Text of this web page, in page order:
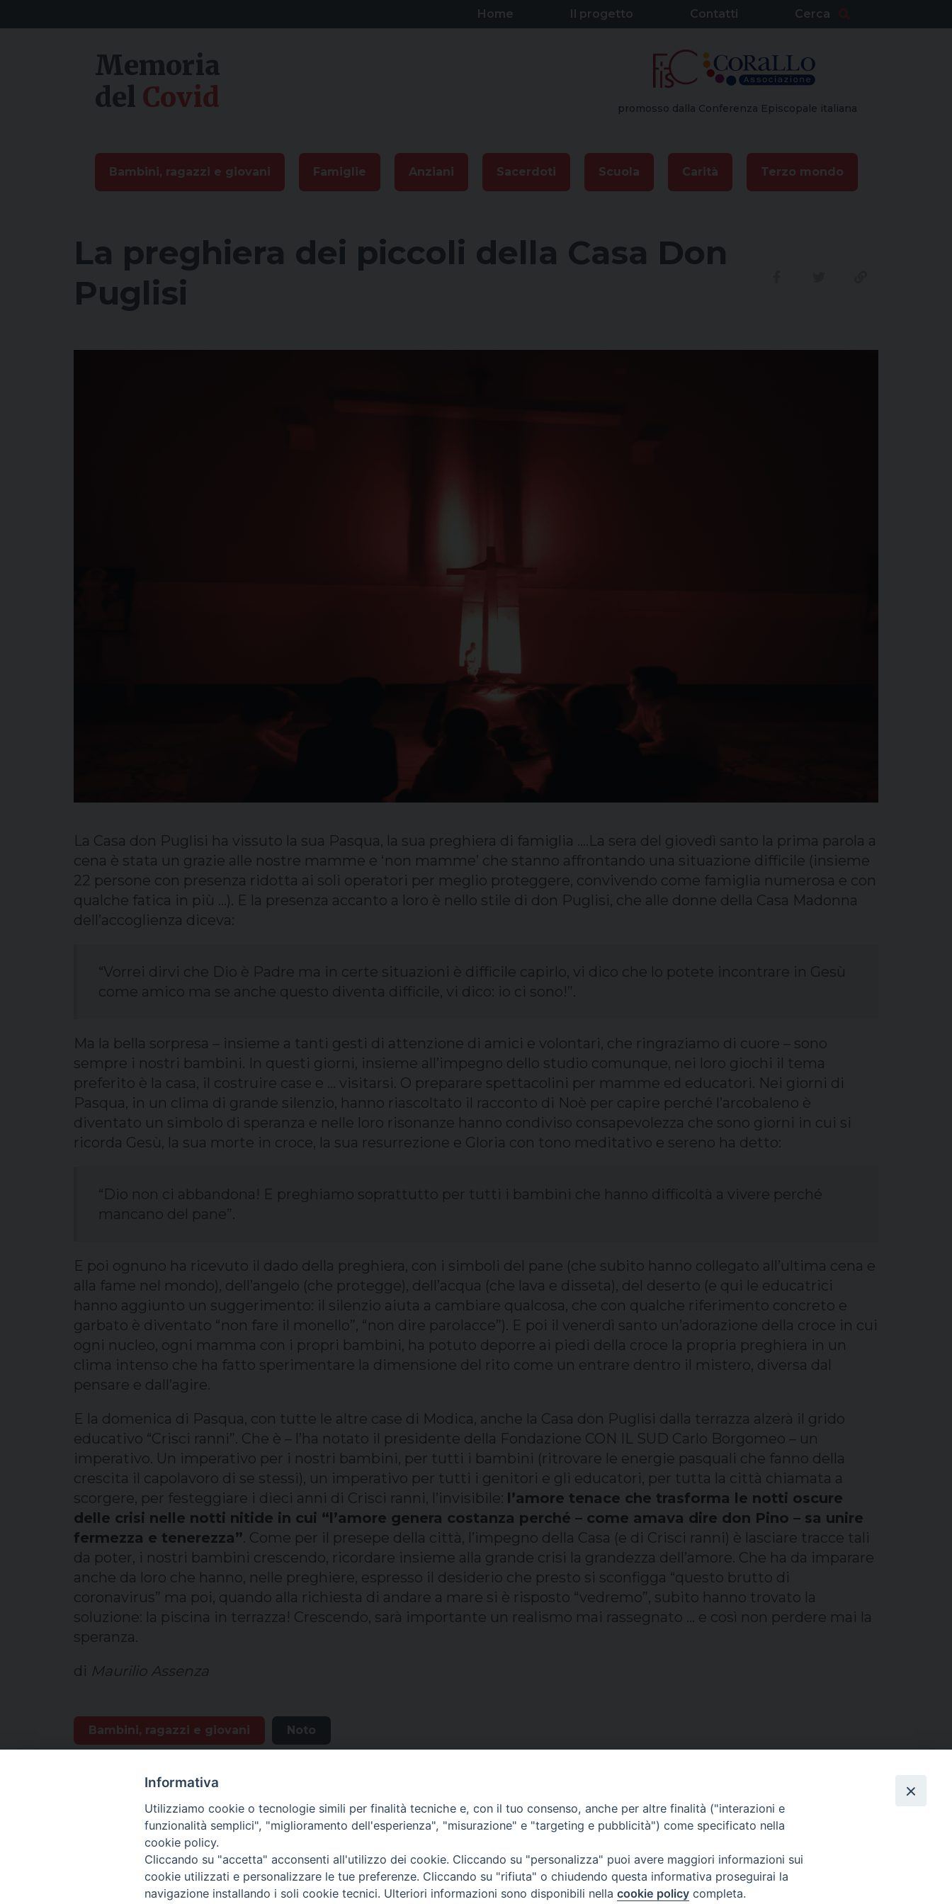
to
Home Il progetto Contatti Cerca
Memoria
del Covid promosso dalla Conferenza Episcopale italiana
Bambini, ragazzi e giovani Famiglie Anziani Sacerdoti Scuola Carità Terzo mondo
La preghiera dei piccoli della Casa Don
Puglisi
La Casa don Puglisi ha vissuto la sua Pasqua, la sua preghiera di famiglia ….La sera del giovedì santo la prima parola a
cena è stata un grazie alle nostre mamme e ‘non mamme’ che stanno affrontando una situazione difficile (insieme
22 persone con presenza ridotta ai soli operatori per meglio proteggere, convivendo come famiglia numerosa e con
qualche fatica in più …). E la presenza accanto a loro è nello stile di don Puglisi, che alle donne della Casa Madonna
dell’accoglienza diceva:
“Vorrei dirvi che Dio è Padre ma in certe situazioni è difficile capirlo, vi dico che lo potete incontrare in Gesù
come amico ma se anche questo diventa difficile, vi dico: io ci sono!”.
Ma la bella sorpresa – insieme a tanti gesti di attenzione di amici e volontari, che ringraziamo di cuore – sono
sempre i nostri bambini. In questi giorni, insieme all’impegno dello studio comunque, nei loro giochi il tema
preferito è la casa, il costruire case e … visitarsi. O preparare spettacolini per mamme ed educatori. Nei giorni di
Pasqua, in un clima di grande silenzio, hanno riascoltato il racconto di Noè per capire perché l’arcobaleno è
diventato un simbolo di speranza e nelle loro risonanze hanno condiviso consapevolezza che sono giorni in cui si
ricorda Gesù, la sua morte in croce, la sua resurrezione e Gloria con tono meditativo e sereno ha detto:
“Dio non ci abbandona! E preghiamo soprattutto per tutti i bambini che hanno difficoltà a vivere perché
mancano del pane”.
E poi ognuno ha ricevuto il dado della preghiera, con i simboli del pane (che subito hanno collegato all’ultima cena e
alla fame nel mondo), dell’angelo (che protegge), dell’acqua (che lava e disseta), del deserto (e qui le educatrici
hanno aggiunto un suggerimento: il silenzio aiuta a cambiare qualcosa, che con qualche riferimento concreto e
garbato è diventato “non fare il monello”, “non dire parolacce”). E poi il venerdì santo un’adorazione della croce in cui
ogni nucleo, ogni mamma con i propri bambini, ha potuto deporre ai piedi della croce la propria preghiera in un
clima intenso che ha fatto sperimentare la dimensione del rito come un entrare dentro il mistero, diversa dal
pensare e dall’agire.
E la domenica di Pasqua, con tutte le altre case di Modica, anche la Casa don Puglisi dalla terrazza alzerà il grido
educativo “Crisci ranni”. Che è – l’ha notato il presidente della Fondazione CON IL SUD Carlo Borgomeo – un
imperativo. Un imperativo per i nostri bambini, per tutti i bambini (ritrovare le energie pasquali che fanno della
crescita il capolavoro di se stessi), un imperativo per tutti i genitori e gli educatori, per tutta la città chiamata a
scorgere, per festeggiare i dieci anni di Crisci ranni, l’invisibile: l’amore tenace che trasforma le notti oscure
delle crisi nelle notti nitide in cui “l’amore genera costanza perché – come amava dire don Pino – sa unire
fermezza e tenerezza”. Come per il presepe della città, l’impegno della Casa (e di Crisci ranni) è lasciare tracce tali
da poter, i nostri bambini crescendo, ricordare insieme alla grande crisi la grandezza dell’amore. Che ha da imparare
anche da loro che hanno, nelle preghiere, espresso il desiderio che presto si sconfigga “questo brutto di
coronavirus” ma poi, quando alla richiesta di andare a mare si è risposto “vedremo”, subito hanno trovato la
soluzione: la piscina in terrazza! Crescendo, sarà importante un realismo mai rassegnato … e così non perdere mai la
speranza.
di Maurilio Assenza
Bambini, ragazzi e giovani Noto
Informativa
Utilizziamo cookie o tecnologie simili per finalità tecniche e, con il tuo consenso, anche per altre finalità ("interazioni e
funzionalità semplici", "miglioramento dell'esperienza", "misurazione" e "targeting e pubblicità") come specificato nella
cookie policy.
Cliccando su "accetta" acconsenti all'utilizzo dei cookie. Cliccando su "personalizza" puoi avere maggiori informazioni sui
cookie utilizzati e personalizzare le tue preferenze. Cliccando su "rifiuta" o chiudendo questa informativa proseguirai la
navigazione installando i soli cookie tecnici. Ulteriori informazioni sono disponibili nella cookie policy completa.